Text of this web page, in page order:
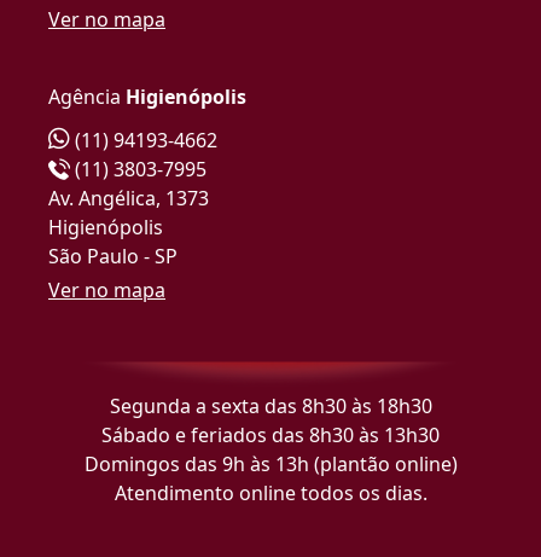
Ver no mapa
Agência Higienópolis
(11) 94193-4662
(11) 3803-7995
Av. Angélica, 1373
Higienópolis
São Paulo - SP
Ver no mapa
Segunda a sexta das 8h30 às 18h30
Sábado e feriados das 8h30 às 13h30
Domingos das 9h às 13h (plantão online)
Atendimento online todos os dias.